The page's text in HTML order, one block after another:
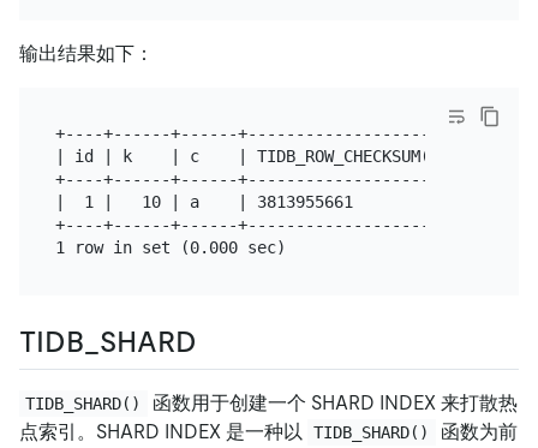
输出结果如下：
+----+------+------+---------------------+
| id | k    | c    | TIDB_ROW_CHECKSUM() |
+----+------+------+---------------------+
|  1 |   10 | a    | 3813955661          |
+----+------+------+---------------------+
TIDB_SHARD
TIDB_SHARD()
函数用于创建一个 SHARD INDEX 来打散热
点索引。SHARD INDEX 是一种以
TIDB_SHARD()
函数为前